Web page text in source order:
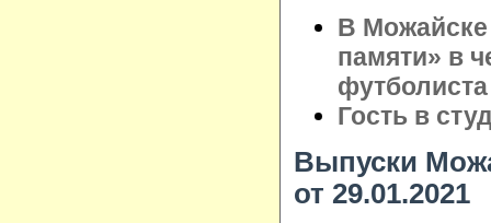
В Можайске
памяти» в
Гость в
Выпуски
от 29.01.2021